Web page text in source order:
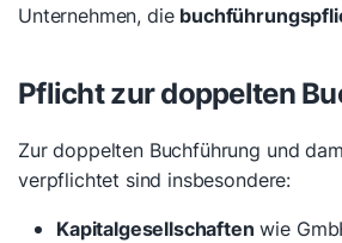
Unternehmen, die
Pflicht zur doppelten
Zur doppelten Buchführung und
verpflichtet sind insbesondere:
Kapitalgesellschaften wie